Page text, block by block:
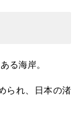
る海岸。
られ、日本の渚